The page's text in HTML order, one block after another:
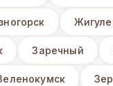
Заречный